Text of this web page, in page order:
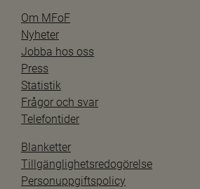
Om MFoF
Nyheter
Jobba hos oss
Press
Statistik
Frågor och svar
Telefontider
Blanketter
Tillgänglighetsredogörelse
Personuppgiftspolicy